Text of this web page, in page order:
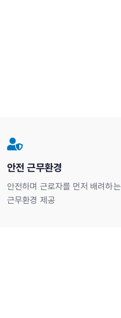
안전 근무환경
안전하며 근로자를 먼저 배려하는
근무환경 제공